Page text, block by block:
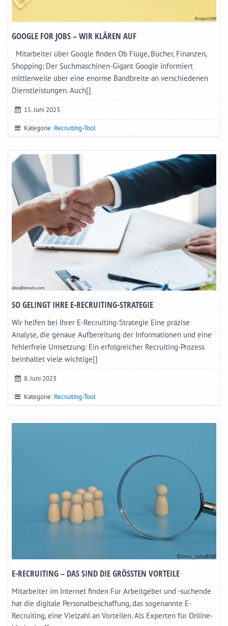
GOOGLE FOR JOBS – WIR KLÄREN AUF
Mitarbeiter über Google finden Ob Flüge, Bücher, Finanzen,
Shopping: Der Suchmaschinen-Gigant Google informiert
mittlerweile über eine enorme Bandbreite an verschiedenen
Dienstleistungen. Auch[]
15. Juni 2023
Kategorie: Recruiting-Tool
SO GELINGT IHRE E-RECRUITING-STRATEGIE
Wir helfen bei Ihrer E-Recruiting-Strategie Eine präzise
Analyse, die genaue Aufbereitung der Informationen und eine
fehlerfreie Umsetzung: Ein erfolgreicher Recruiting-Prozess
beinhaltet viele wichtige[]
8. Juni 2023
Kategorie: Recruiting-Tool
E-RECRUITING – DAS SIND DIE GRÖSSTEN VORTEILE
Mitarbeiter im Internet finden Für Arbeitgeber und -suchende
hat die digitale Personalbeschaffung, das sogenannte E-
Recruiting, eine Vielzahl an Vorteilen. Als Experten für Online-